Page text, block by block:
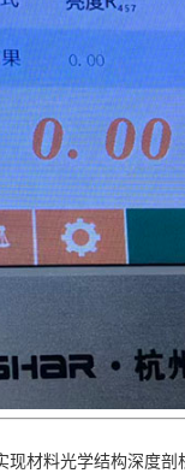
材料光学结构深度剖